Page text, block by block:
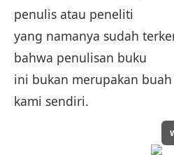
penulis atau peneliti
yang namanya sudah
bahwa penulisan buku
ini bukan merupakan
kami sendiri.